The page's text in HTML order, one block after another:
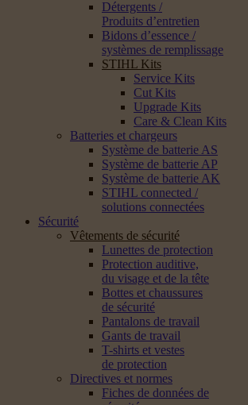
Détergents /
Produits d’entretien
Bidons d’essence /
systèmes de remplissage
STIHL Kits
Service Kits
Cut Kits
Upgrade Kits
Care & Clean Kits
Batteries et chargeurs
Système de batterie AS
Système de batterie AP
Système de batterie AK
STIHL connected /
solutions connectées
Sécurité
Vêtements de sécurité
Lunettes de protection
Protection auditive,
du visage et de la tête
Bottes et chaussures
de sécurité
Pantalons de travail
Gants de travail
T-shirts et vestes
de protection
Directives et normes
Fiches de données de